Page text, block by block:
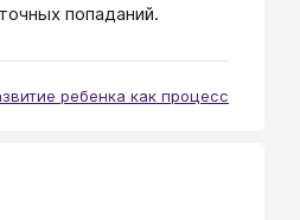
попаданий.
ребенка как процесс